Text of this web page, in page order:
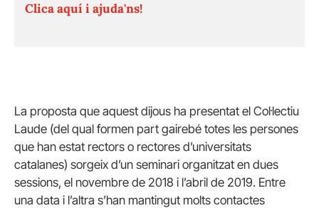
Clica aquí i ajuda'ns!
La proposta que aquest dijous ha presentat el Col·lectiu
Laude (del qual formen part gairebé totes les persones
que han estat rectors o rectores d’universitats
catalanes) sorgeix d’un seminari organitzat en dues
sessions, el novembre de 2018 i l’abril de 2019. Entre
una data i l’altra s’han mantingut molts contactes